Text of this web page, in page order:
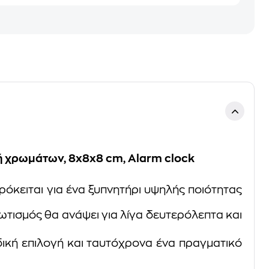
χρωμάτων, 8x8x8 cm, Alarm clock
για ένα ξυπνητήρι υψηλής ποιότητας
θα ανάψει για λίγα δευτερόλεπτα και
επιλογή και ταυτόχρονα ένα πραγματικό